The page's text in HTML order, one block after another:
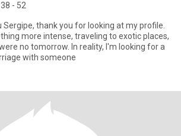
- 52
Sergipe, thank you for looking at my profile.
more intense, traveling to exotic places,
no tomorrow. In reality, I'm looking for a
with someone